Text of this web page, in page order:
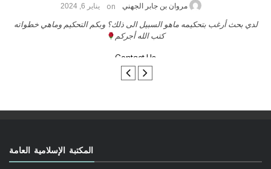
مروان بن جابر الجهني on يناير 6, 2024
لدي بحث أرغب بتحكيمه ماهو السبيل الى ذلك؟ وبكم التحكيم وماهي خطواته
كتب الله أجركم
Contact Us
المكتبة الإسلامية العامة